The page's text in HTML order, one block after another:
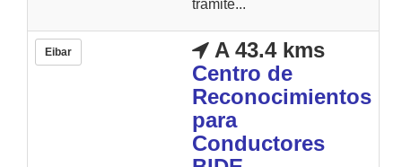
tramite...
Eibar
A 43.4 kms
Centro de
Reconocimientos
para
Conductores